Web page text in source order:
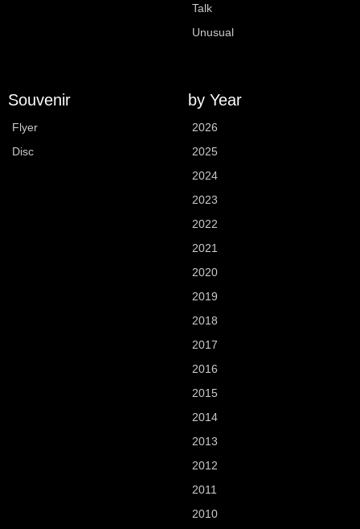
Talk
Unusual
Souvenir
Flyer
Disc
by Year
2026
2025
2024
2023
2022
2021
2020
2019
2018
2017
2016
2015
2014
2013
2012
2011
2010